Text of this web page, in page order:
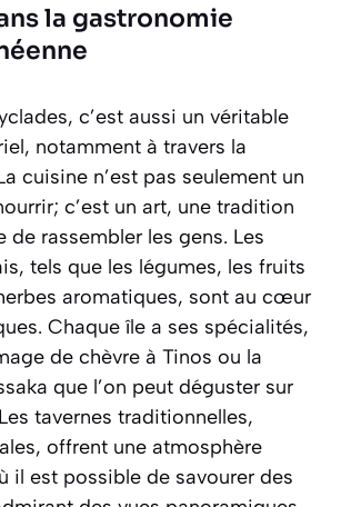
la gastronomie
c’est aussi un véritable
notamment à travers la
cuisine n’est pas seulement un
c’est un art, une tradition
de rassembler les gens. Les
tels que les légumes, les fruits
aromatiques, sont au cœur
Chaque île a ses spécialités,
de chèvre à Tinos ou la
que l’on peut déguster sur
tavernes traditionnelles,
offrent une atmosphère
il est possible de savourer des